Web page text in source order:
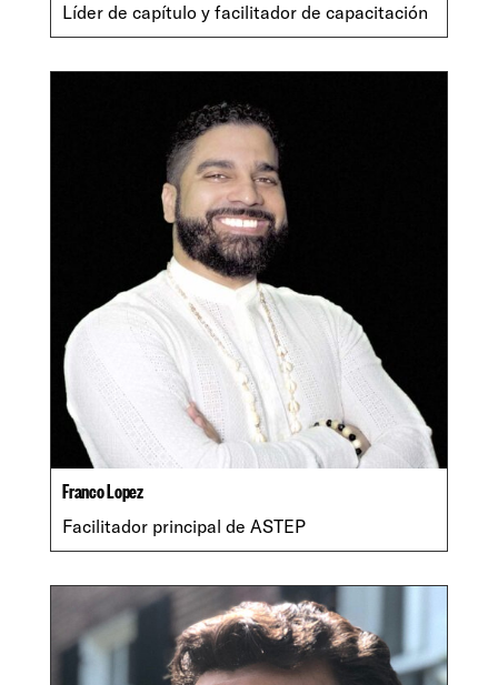
Líder de capítulo y facilitador de capacitación
Franco Lopez
Facilitador principal de ASTEP